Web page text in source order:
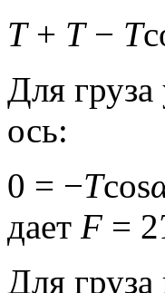
T+ T− T
Для груза
ось:
0 = −Tcos
дает F = 2
Для